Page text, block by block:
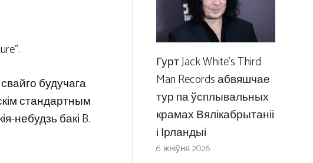
будучага
стандартным
небудзь бакі B.
Гурт Jack White’s Third
Man Records абвяшчае
тур па ўсплывальных
крамах Вялікабрытаніі
і Ірландыі
6 жніўня 2026